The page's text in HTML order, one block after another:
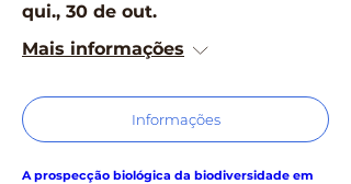
qui., 30 de out.
Mais informações
Informações
A prospecção biológica da biodiversidade em